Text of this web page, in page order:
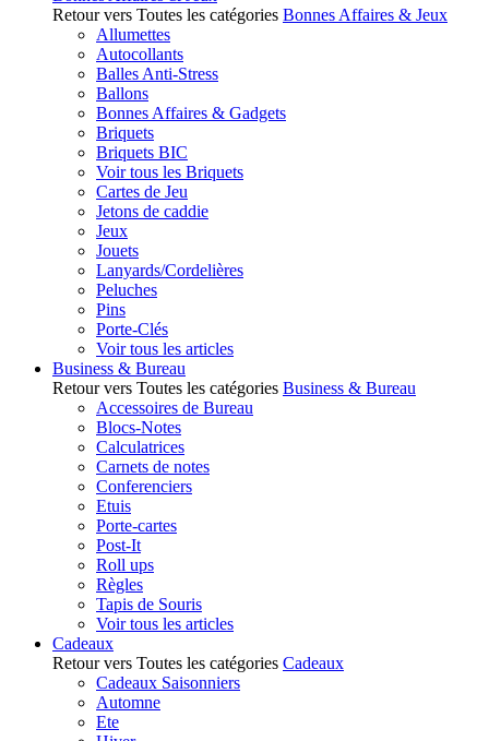
Retour vers Toutes les catégories Bonnes Affaires & Jeux
Allumettes
Autocollants
Balles Anti-Stress
Ballons
Bonnes Affaires & Gadgets
Briquets
Briquets BIC
Voir tous les Briquets
Cartes de Jeu
Jetons de caddie
Jeux
Jouets
Lanyards/Cordelières
Peluches
Pins
Porte-Clés
Voir tous les articles
Business & Bureau
Retour vers Toutes les catégories Business & Bureau
Accessoires de Bureau
Blocs-Notes
Calculatrices
Carnets de notes
Conferenciers
Etuis
Porte-cartes
Post-It
Roll ups
Règles
Tapis de Souris
Voir tous les articles
Cadeaux
Retour vers Toutes les catégories Cadeaux
Cadeaux Saisonniers
Automne
Ete